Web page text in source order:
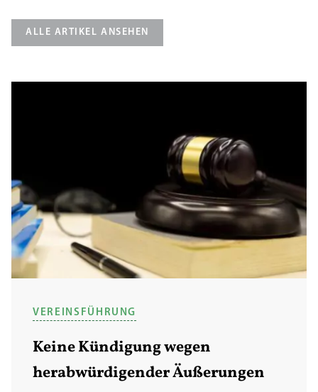
ALLE ARTIKEL ANSEHEN
VEREINSFÜHRUNG
Keine Kündigung wegen
herabwürdigender Äußerungen